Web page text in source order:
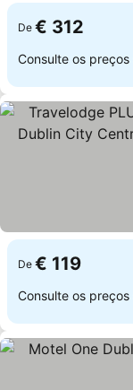
De € 312
Consulte os preços
De € 119
Consulte os preços